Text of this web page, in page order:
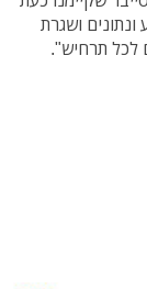
ונתונים ושגרת
לכל תרחיש".